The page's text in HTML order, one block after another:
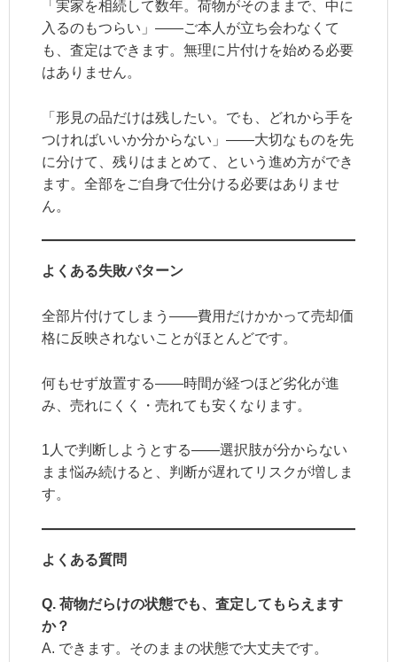
「実家を相続して数年。荷物がそのままで、中に
入るのもつらい」——ご本人が立ち会わなくて
も、査定はできます。無理に片付けを始める必要
はありません。
「形見の品だけは残したい。でも、どれから手を
つければいいか分からない」——大切なものを先
に分けて、残りはまとめて、という進め方ができ
ます。全部をご自身で仕分ける必要はありませ
ん。
よくある失敗パターン
全部片付けてしまう——費用だけかかって売却価
格に反映されないことがほとんどです。
何もせず放置する——時間が経つほど劣化が進
み、売れにくく・売れても安くなります。
1人で判断しようとする——選択肢が分からない
まま悩み続けると、判断が遅れてリスクが増しま
す。
よくある質問
Q. 荷物だらけの状態でも、査定してもらえます
か？
A. できます。そのままの状態で大丈夫です。